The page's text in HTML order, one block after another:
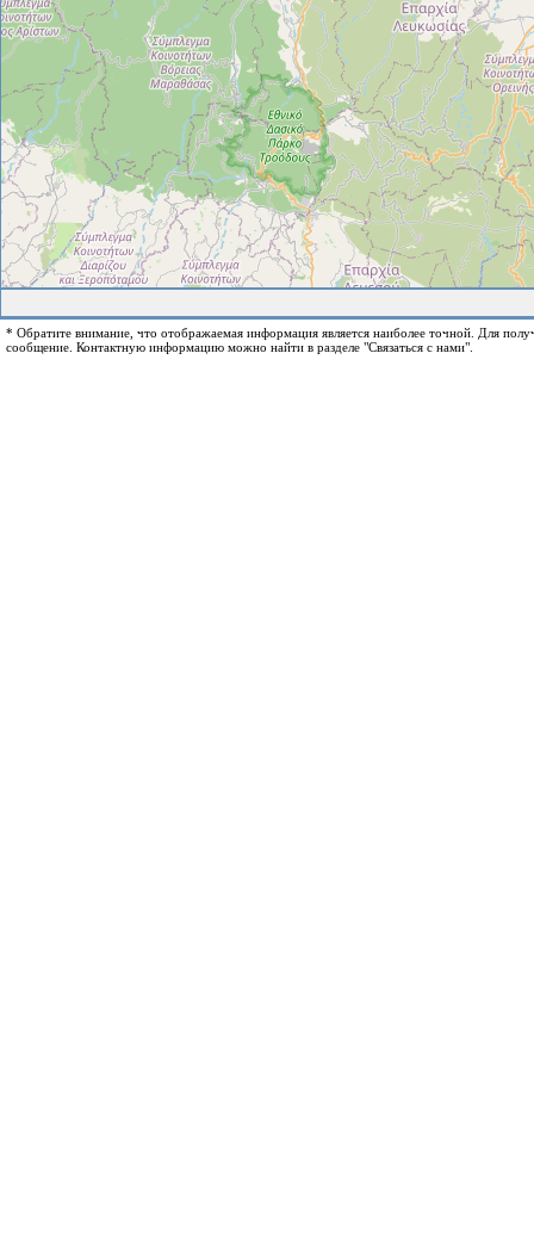
* Обратите внимание, что отображаемая информация является наиболее точной. Для
сообщение. Контактную информацию можно найти в разделе "Связаться с нами".